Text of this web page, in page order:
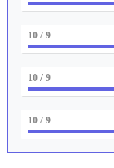
9
/ 10
9
/ 10
9
/ 10